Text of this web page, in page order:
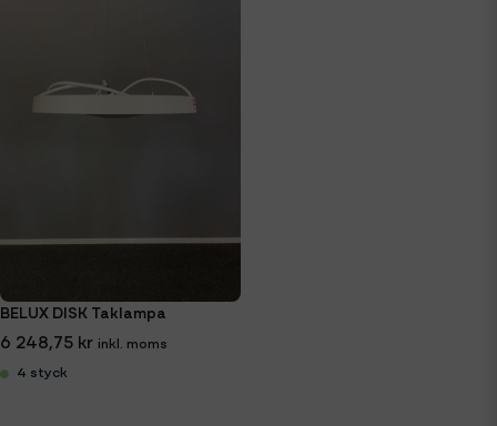
BELUX DISK Taklampa
6 248,75 kr
4 styck